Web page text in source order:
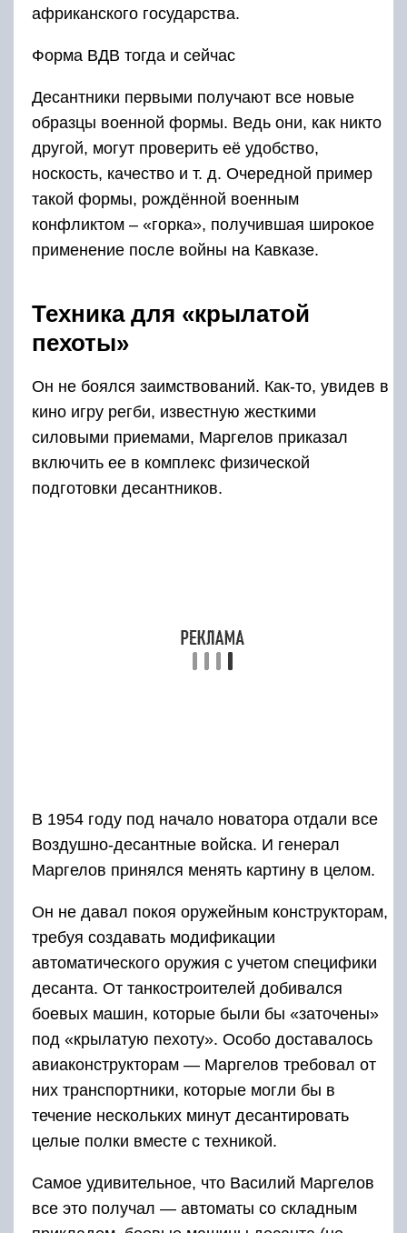
африканского государства.
Форма ВДВ тогда и сейчас
Десантники первыми получают все новые
образцы военной формы. Ведь они, как никто
другой, могут проверить её удобство,
носкость, качество и т. д. Очередной пример
такой формы, рождённой военным
конфликтом – «горка», получившая широкое
применение после войны на Кавказе.
Техника для «крылатой
пехоты»
Он не боялся заимствований. Как-то, увидев в
кино игру регби, известную жесткими
силовыми приемами, Маргелов приказал
включить ее в комплекс физической
подготовки десантников.
В 1954 году под начало новатора отдали все
Воздушно-десантные войска. И генерал
Маргелов принялся менять картину в целом.
Он не давал покоя оружейным конструкторам,
требуя создавать модификации
автоматического оружия с учетом специфики
десанта. От танкостроителей добивался
боевых машин, которые были бы «заточены»
под «крылатую пехоту». Особо доставалось
авиаконструкторам — Маргелов требовал от
них транспортники, которые могли бы в
течение нескольких минут десантировать
целые полки вместе с техникой.
Самое удивительное, что Василий Маргелов
все это получал — автоматы со складным